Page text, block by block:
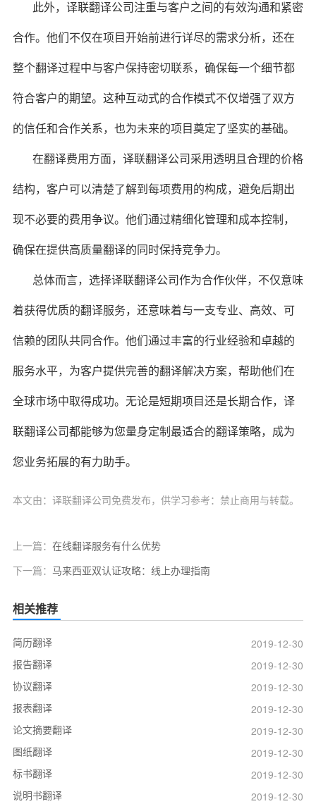
此外，译联翻译公司注重与客户之间的有效沟通和紧密
合作。他们不仅在项目开始前进行详尽的需求分析，还在
整个翻译过程中与客户保持密切联系，确保每一个细节都
符合客户的期望。这种互动式的合作模式不仅增强了双方
的信任和合作关系，也为未来的项目奠定了坚实的基础。
在翻译费用方面，译联翻译公司采用透明且合理的价格
结构，客户可以清楚了解到每项费用的构成，避免后期出
现不必要的费用争议。他们通过精细化管理和成本控制，
确保在提供高质量翻译的同时保持竞争力。
总体而言，选择译联翻译公司作为合作伙伴，不仅意味
着获得优质的翻译服务，还意味着与一支专业、高效、可
信赖的团队共同合作。他们通过丰富的行业经验和卓越的
服务水平，为客户提供完善的翻译解决方案，帮助他们在
全球市场中取得成功。无论是短期项目还是长期合作，译
联翻译公司都能够为您量身定制最适合的翻译策略，成为
您业务拓展的有力助手。
本文由：译联翻译公司免费发布，供学习参考：禁止商用与转载。
上一篇： 在线翻译服务有什么优势
下一篇： 马来西亚双认证攻略：线上办理指南
相关推荐
简历翻译
2019-12-30
报告翻译
2019-12-30
协议翻译
2019-12-30
报表翻译
2019-12-30
论文摘要翻译
2019-12-30
图纸翻译
2019-12-30
标书翻译
2019-12-30
说明书翻译
2019-12-30